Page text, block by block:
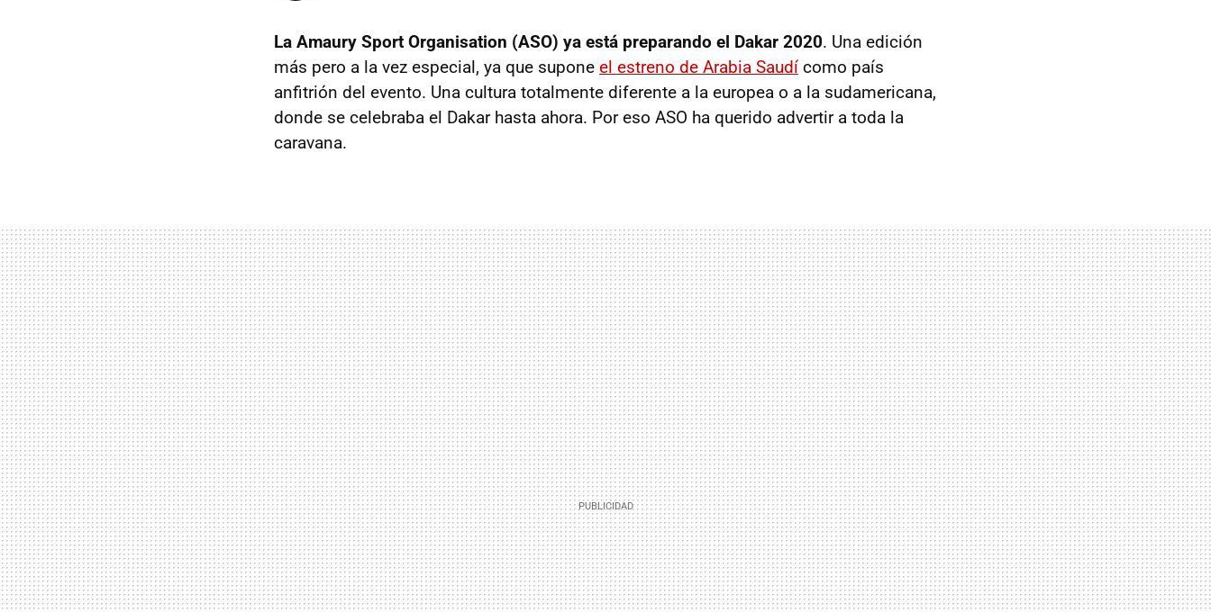
La Amaury Sport Organisation (ASO) ya está preparando el Dakar 2020. Una edición
más pero a la vez especial, ya que supone el estreno de Arabia Saudí como país
anfitrión del evento. Una cultura totalmente diferente a la europea o a la sudamericana,
donde se celebraba el Dakar hasta ahora. Por eso ASO ha querido advertir a toda la
caravana.